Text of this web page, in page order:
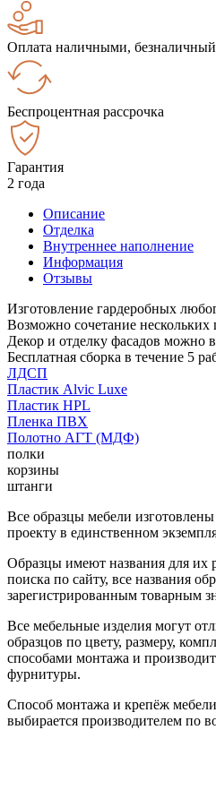
Оплата наличными, безналичный
Беспроцентная рассрочка
Гарантия
2 года
Описание
Отделка
Внутреннее наполнение
Информация
Отзывы
Изготовление гардеробных
Возможно сочетание нескольких
Декор и отделку фасадов можно
Бесплатная сборка в течение 5
ЛДСП
Пластик Alvic Luxe
Пластик HPL
Пленка ПВХ
Полотно АГТ (МДФ)
полки
корзины
штанги
Все образцы мебели
проекту в единственном
Образцы имеют названия для их
поиска по сайту, все названия
зарегистрированным товарным
Все мебельные изделия могут
образцов по цвету, размеру,
способами монтажа и
фурнитуры.
Способ монтажа и крепёж
выбирается производителем по